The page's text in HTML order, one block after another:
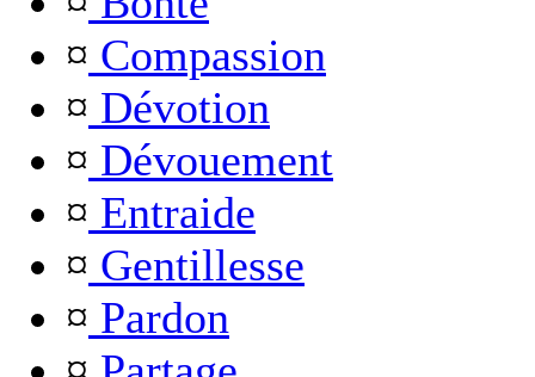
¤ Compassion
¤ Dévotion
¤ Dévouement
¤ Entraide
¤ Gentillesse
¤ Pardon